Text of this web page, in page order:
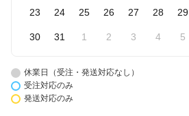
23 24 25 26 27 28 29
30 31 1 2 3 4 5
休業日（受注・発送対応なし）
受注対応のみ
発送対応のみ